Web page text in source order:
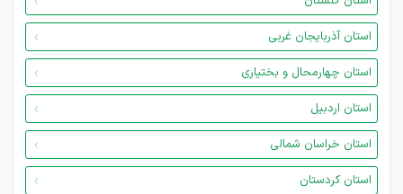
استان آذربایجان غربی
استان چهارمحال و بختیاری
استان اردبیل
استان خراسان شمالی
استان کردستان